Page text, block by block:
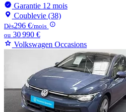
Garantie 12 mois
Coublevie (38)
Dès296 €/mois
ou 30 990 €
Volkswagen Occasions